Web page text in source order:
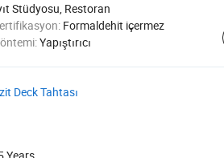
Stüdyosu, Restoran
Formaldehit içermez
Yapıştırıcı
Deck Tahtası